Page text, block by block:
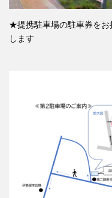
★提携駐車場の駐車券を
します